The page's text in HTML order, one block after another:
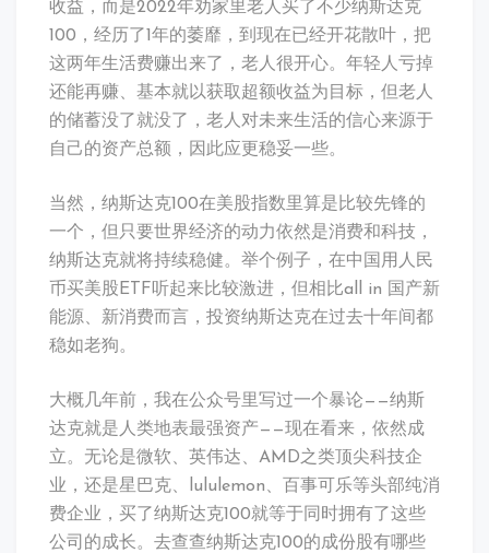
收益，而是2022年劝家里老人买了不少纳斯达克
100，经历了1年的萎靡，到现在已经开花散叶，把
这两年生活费赚出来了，老人很开心。年轻人亏掉
还能再赚、基本就以获取超额收益为目标，但老人
的储蓄没了就没了，老人对未来生活的信心来源于
自己的资产总额，因此应更稳妥一些。
当然，纳斯达克100在美股指数里算是比较先锋的
一个，但只要世界经济的动力依然是消费和科技，
纳斯达克就将持续稳健。举个例子，在中国用人民
币买美股ETF听起来比较激进，但相比all in 国产新
能源、新消费而言，投资纳斯达克在过去十年间都
稳如老狗。
大概几年前，我在公众号里写过一个暴论——纳斯
达克就是人类地表最强资产——现在看来，依然成
立。无论是微软、英伟达、AMD之类顶尖科技企
业，还是星巴克、lululemon、百事可乐等头部纯消
费企业，买了纳斯达克100就等于同时拥有了这些
公司的成长。去查查纳斯达克100的成份股有哪些